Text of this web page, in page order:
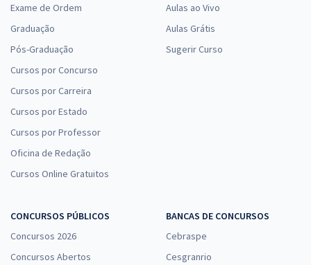
Exame de Ordem
Graduação
Pós-Graduação
Cursos por Concurso
Cursos por Carreira
Cursos por Estado
Cursos por Professor
Oficina de Redação
Cursos Online Gratuitos
Aulas ao Vivo
Aulas Grátis
Sugerir Curso
CONCURSOS PÚBLICOS
Concursos 2026
Concursos Abertos
BANCAS DE CONCURSOS
Cebraspe
Cesgranrio